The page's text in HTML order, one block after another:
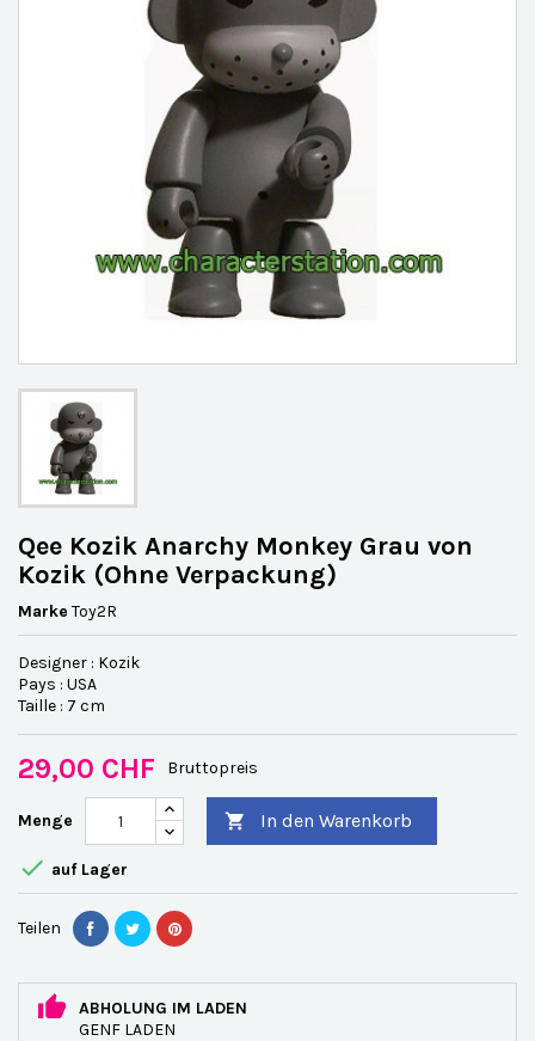
Qee Kozik Anarchy Monkey Grau von
Kozik (Ohne Verpackung)
Marke Toy2R
Designer : Kozik
Pays : USA
Taille : 7 cm
29,00 CHF Bruttopreis
Menge  In den Warenkorb
 auf Lager
Teilen
ABHOLUNG IM LADEN
GENF LADEN